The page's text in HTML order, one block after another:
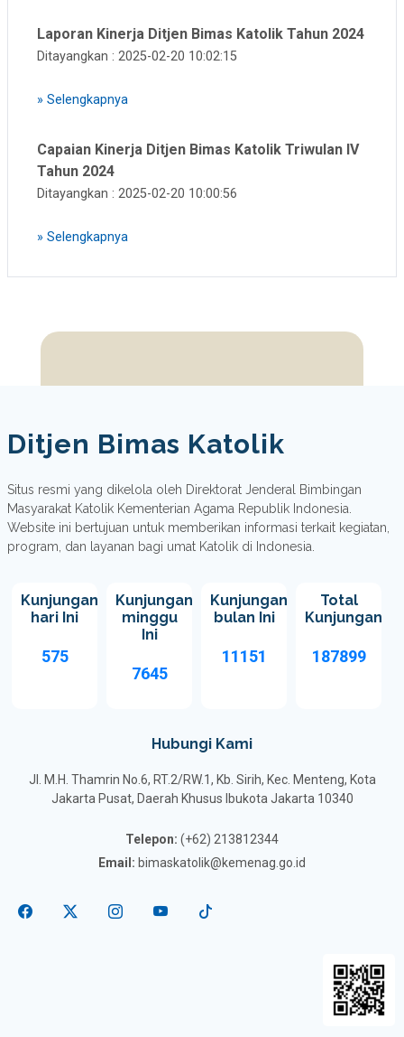
Laporan Kinerja Ditjen Bimas Katolik Tahun 2024
Ditayangkan : 2025-02-20 10:02:15
» Selengkapnya
Capaian Kinerja Ditjen Bimas Katolik Triwulan IV
Tahun 2024
Ditayangkan : 2025-02-20 10:00:56
» Selengkapnya
Ditjen Bimas Katolik
Situs resmi yang dikelola oleh Direktorat Jenderal Bimbingan
Masyarakat Katolik Kementerian Agama Republik Indonesia.
Website ini bertujuan untuk memberikan informasi terkait kegiatan,
program, dan layanan bagi umat Katolik di Indonesia.
Kunjungan
hari Ini
575
Kunjungan
minggu
Ini
7645
Kunjungan
bulan Ini
11151
Total
Kunjungan
187899
Hubungi Kami
Jl. M.H. Thamrin No.6, RT.2/RW.1, Kb. Sirih, Kec. Menteng, Kota
Jakarta Pusat, Daerah Khusus Ibukota Jakarta 10340
Telepon: (+62) 213812344
Email: bimaskatolik@kemenag.go.id